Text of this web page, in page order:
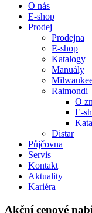
O nás
E-shop
Prodej
Prodejna
E-shop
Katalogy
Manuály
Raimondi
O
E-
Distar
Půjčovna
Servis
Kontakt
Aktuality
Kariéra
Akční cenové